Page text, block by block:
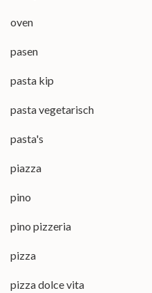
oven
pasen
pasta kip
pasta vegetarisch
pasta's
piazza
pino
pino pizzeria
pizza
pizza dolce vita